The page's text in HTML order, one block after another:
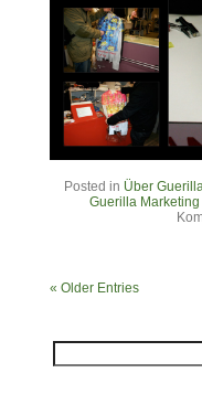
Posted in Über
Guerilla Marketing
« Older Entries